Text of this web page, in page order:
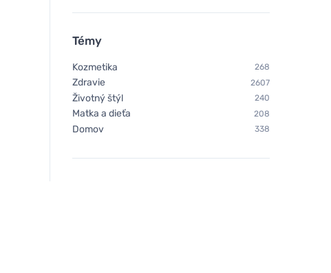
Témy
Kozmetika 268
Zdravie 2607
Životný štýl 240
Matka a dieťa 208
Domov 338